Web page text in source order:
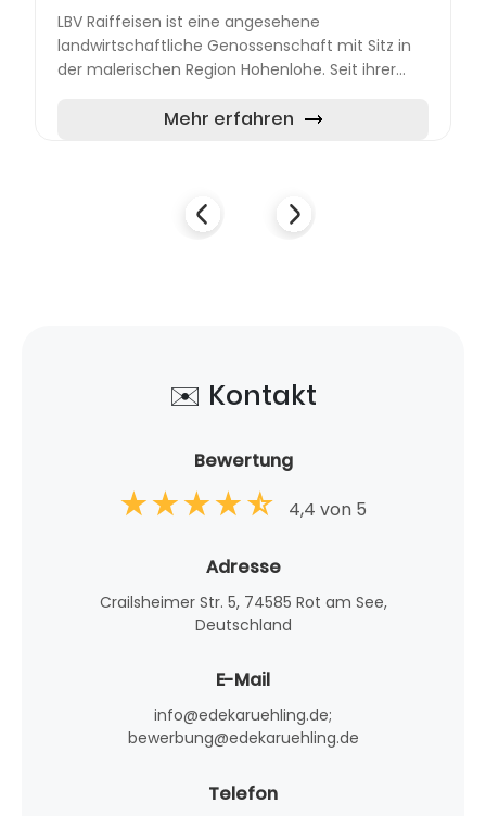
LBV Raiffeisen ist eine angesehene
landwirtschaftliche Genossenschaft mit Sitz in
der malerischen Region Hohenlohe. Seit ihrer
Genossenschaft zu einem bedeutenden A...
Mehr erfahren
✉️ Kontakt
Bewertung
4,4 von 5
Adresse
Crailsheimer Str. 5, 74585 Rot am See,
Deutschland
E-Mail
info@edekaruehling.de;
bewerbung@edekaruehling.de
Telefon